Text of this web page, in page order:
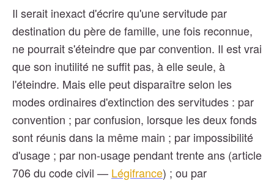
Il serait inexact d'écrire qu'une servitude par
destination du père de famille, une fois reconnue,
ne pourrait s'éteindre que par convention. Il est vrai
que son inutilité ne suffit pas, à elle seule, à
l'éteindre. Mais elle peut disparaître selon les
modes ordinaires d'extinction des servitudes : par
convention ; par confusion, lorsque les deux fonds
sont réunis dans la même main ; par impossibilité
d'usage ; par non-usage pendant trente ans (article
706 du code civil — Légifrance) ; ou par